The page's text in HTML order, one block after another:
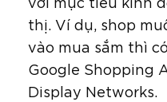
thị. Ví dụ, shop
vào mua sắm thì
Google Shopping
Display Networks.